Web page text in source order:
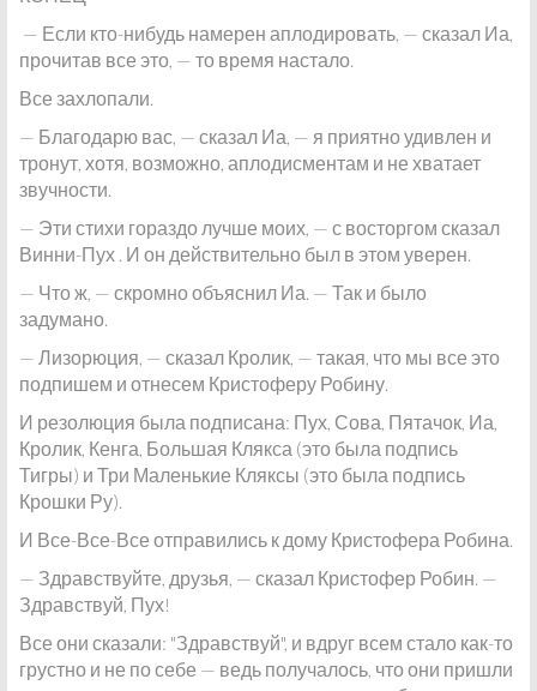
— Если кто-нибудь намерен аплодировать, — сказал Иа,
прочитав все это, — то время настало.
Все захлопали.
— Благодарю вас, — сказал Иа, — я приятно удивлен и
тронут, хотя, возможно, аплодисментам и не хватает
звучности.
— Эти стихи гораздо лучше моих, — с восторгом сказал
Винни-Пух . И он действительно был в этом уверен.
— Что ж, — скромно объяснил Иа. — Так и было
задумано.
— Лизорюция, — сказал Кролик, — такая, что мы все это
подпишем и отнесем Кристоферу Робину.
И резолюция была подписана: Пух, Сова, Пятачок, Иа,
Кролик, Кенга, Большая Клякса (это была подпись
Тигры) и Три Маленькие Кляксы (это была подпись
Крошки Ру).
И Все-Все-Все отправились к дому Кристофера Робина.
— Здравствуйте, друзья, — сказал Кристофер Робин. —
Здравствуй, Пух!
Все они сказали: "Здравствуй", и вдруг всем стало как-то
грустно и не по себе — ведь получалось, что они пришли